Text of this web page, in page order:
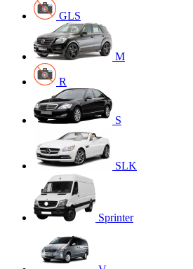
GLS
M
R
S
SLK
Sprinter